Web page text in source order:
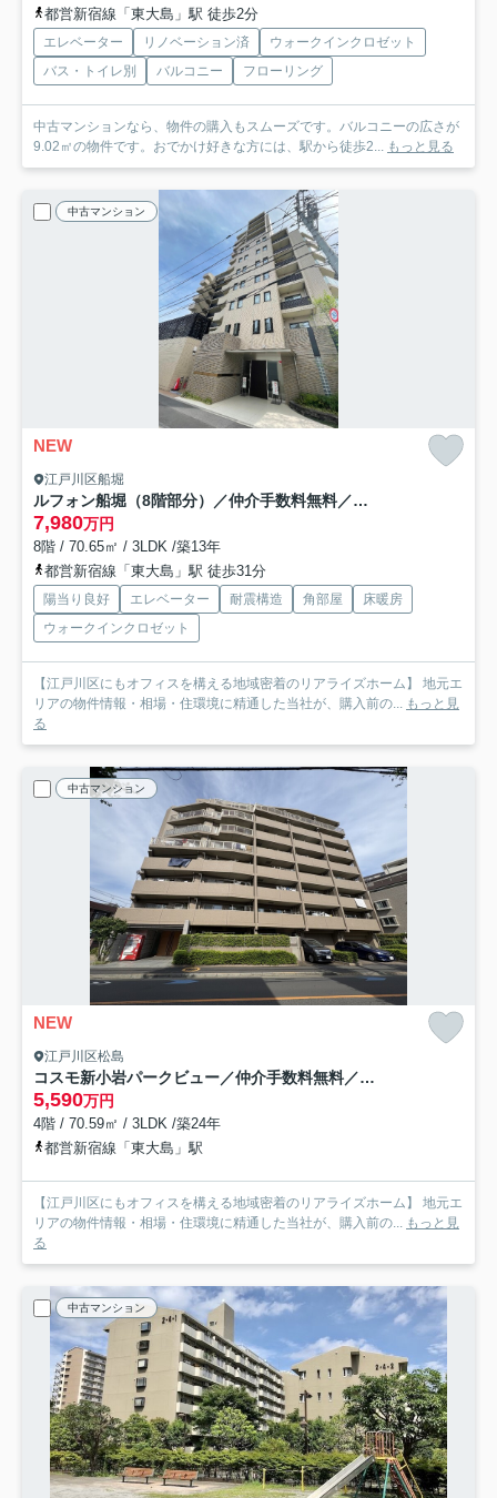
都営新宿線「東大島」駅 徒歩2分
エレベーター リノベーション済
ウォークインクロゼット
バス・トイレ別
バルコニー フローリング
中古マンションなら、物件の購入もスムーズです。バルコニーの広さが
9.02㎡の物件です。おでかけ好きな方には、駅から徒歩2... もっと見る
中古マンション
NEW
江戸川区船堀
ルフォン船堀（8階部分）／仲介手数料無料／新規フルリノベーション
7,980万円
8階 / 70.65㎡ / 3LDK /築13年
都営新宿線「東大島」駅 徒歩31分
陽当り良好 エレベーター 耐震構造 角部屋
床暖房
ウォークインクロゼット
【江戸川区にもオフィスを構える地域密着のリアライズホーム】 地元エ
リアの物件情報・相場・住環境に精通した当社が、購入前の... もっと見
る
中古マンション
NEW
江戸川区松島
コスモ新小岩パークビュー／仲介手数料無料／新規フルリノベーション
5,590万円
4階 / 70.59㎡ / 3LDK /築24年
都営新宿線「東大島」駅
【江戸川区にもオフィスを構える地域密着のリアライズホーム】 地元エ
リアの物件情報・相場・住環境に精通した当社が、購入前の... もっと見
る
中古マンション